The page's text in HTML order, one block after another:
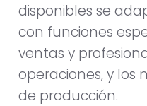
disponibles se
con funciones
ventas y
operaciones, y los
de producción.